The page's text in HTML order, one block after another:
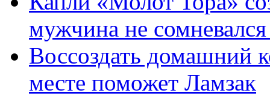
мужчина не
Воссоздать домашний
месте поможет Ламзак